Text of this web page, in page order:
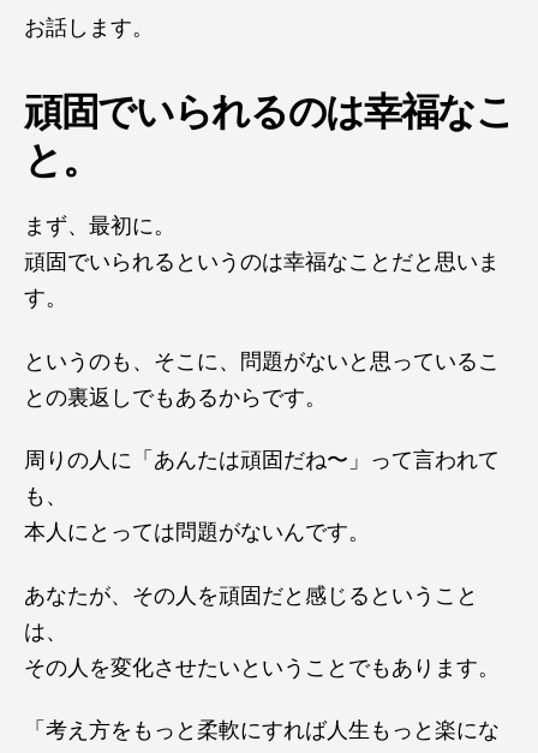
お話します。
頑固でいられるのは幸福なこ
と。
まず、最初に。
頑固でいられるというのは幸福なことだと思いま
す。
というのも、そこに、問題がないと思っているこ
との裏返しでもあるからです。
周りの人に「あんたは頑固だね〜」って言われて
も、
本人にとっては問題がないんです。
あなたが、その人を頑固だと感じるということ
は、
その人を変化させたいということでもあります。
「考え方をもっと柔軟にすれば人生もっと楽にな